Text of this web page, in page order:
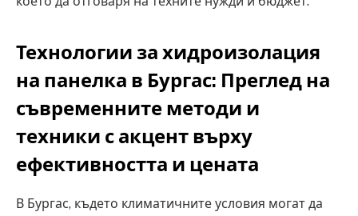
Технологии за хидроизолация
на панелка в Бургас: Преглед на
съвременните методи и
техники с акцент върху
ефективността и цената
В Бургас, където климатичните условия могат да